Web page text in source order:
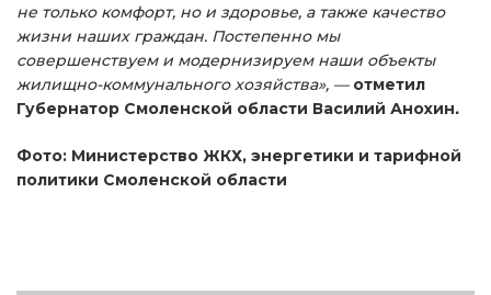
не только комфорт, но и здоровье, а также качество
жизни наших граждан. Постепенно мы
совершенствуем и модернизируем наши объекты
жилищно-коммунального хозяйства», — отметил
Губернатор Смоленской области Василий Анохин.
Фото: Министерство ЖКХ, энергетики и тарифной
политики Смоленской области